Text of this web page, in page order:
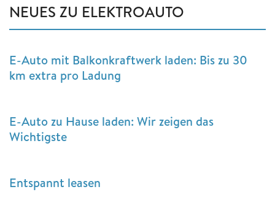
NEUES ZU ELEKTROAUTO
E-Auto mit Balkonkraftwerk laden: Bis zu 30
km extra pro Ladung
E-Auto zu Hause laden: Wir zeigen das
Wichtigste
Entspannt leasen